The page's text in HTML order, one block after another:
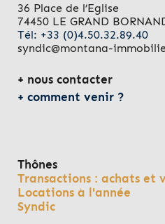
36 Place de l’Eglise
74450 LE GRAND
Tél: +33 (0)4.50.32.89.40
syndic@montana-
nous contacter
comment venir ?
Thônes
Transactions : achats et
Locations à l'année
Syndic